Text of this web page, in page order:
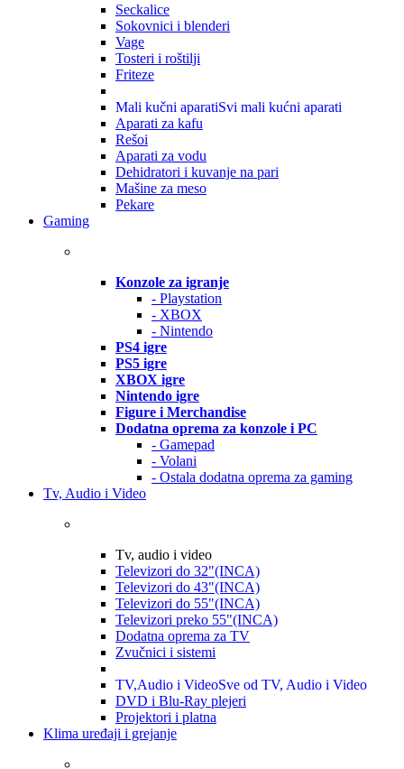
Seckalice
Sokovnici i blenderi
Vage
Tosteri i roštilji
Friteze
Mali kučni aparatiSvi mali kućni aparati
Aparati za kafu
Rešoi
Aparati za vodu
Dehidratori i kuvanje na pari
Mašine za meso
Pekare
Gaming
Konzole za igranje
- Playstation
- XBOX
- Nintendo
PS4 igre
PS5 igre
XBOX igre
Nintendo igre
Figure i Merchandise
Dodatna oprema za konzole i PC
- Gamepad
- Volani
- Ostala dodatna oprema za gaming
Tv, Audio i Video
Tv, audio i video
Televizori do 32"(INCA)
Televizori do 43"(INCA)
Televizori do 55"(INCA)
Televizori preko 55"(INCA)
Dodatna oprema za TV
Zvučnici i sistemi
TV,Audio i VideoSve od TV, Audio i Video
DVD i Blu-Ray plejeri
Projektori i platna
Klima uređaji i grejanje